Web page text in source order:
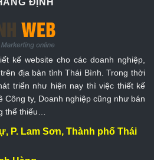
kế website cho các doanh nghiệp,
địa bàn tỉnh Thái Bình. Trong thời
triển như hiện nay thì việc thiết kế
Công ty, Doanh nghiệp cũng như bán
thể thiếu…
P. Lam Sơn, Thành phố Thái